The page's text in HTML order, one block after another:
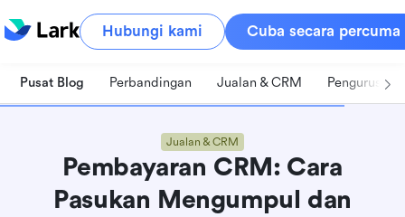
Hubungi kami Cuba secara percuma
Pusat Blog Perbandingan Jualan & CRM Pengurusan
Jualan & CRM
Pembayaran CRM: Cara
Pasukan Mengumpul dan